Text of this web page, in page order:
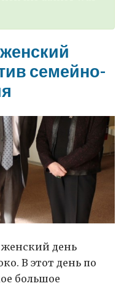
семейно-
день
В этот день по
большое